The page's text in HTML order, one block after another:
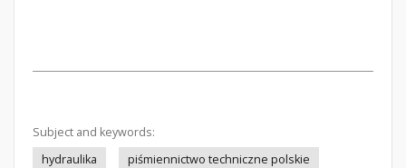
Subject and keywords:
hydraulika
piśmiennictwo techniczne polskie